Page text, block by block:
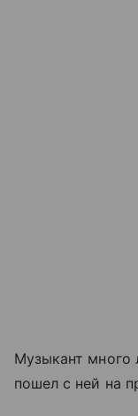
Музыкант много
пошел с ней на